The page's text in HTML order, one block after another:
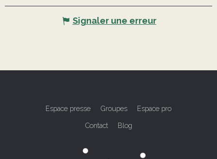
Signaler une erreur
Espace presse Groupes Espace pro
Contact Blog